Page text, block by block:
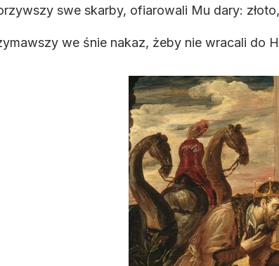
swe skarby, ofiarowali Mu dary:
we śnie nakaz, żeby nie wracali do